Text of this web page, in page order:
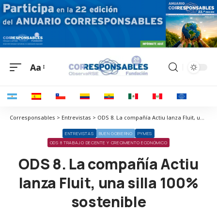
Aa
Corresponsables > Entrevistas > ODS 8. La compañía Actiu lanza Fluit, una silla 100% sostenible
ENTREVISTAS BUEN GOBIERNO
PYMES
ODS 8 TRABAJO DECENTE Y CRECIMIENTO ECONÓMICO
ODS 8. La compañía Actiu
lanza Fluit, una silla 100%
sostenible